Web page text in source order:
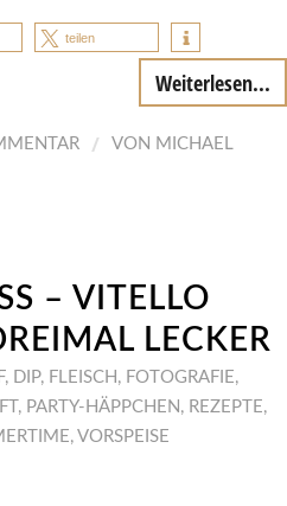
teilen
Weiterlesen...
/ VON MICHAEL
– VITELLO
LECKER
, DIP, FLEISCH , FOTOGRAFIE,
, PARTY-HÄPPCHEN , REZEPTE,
, VORSPEISE